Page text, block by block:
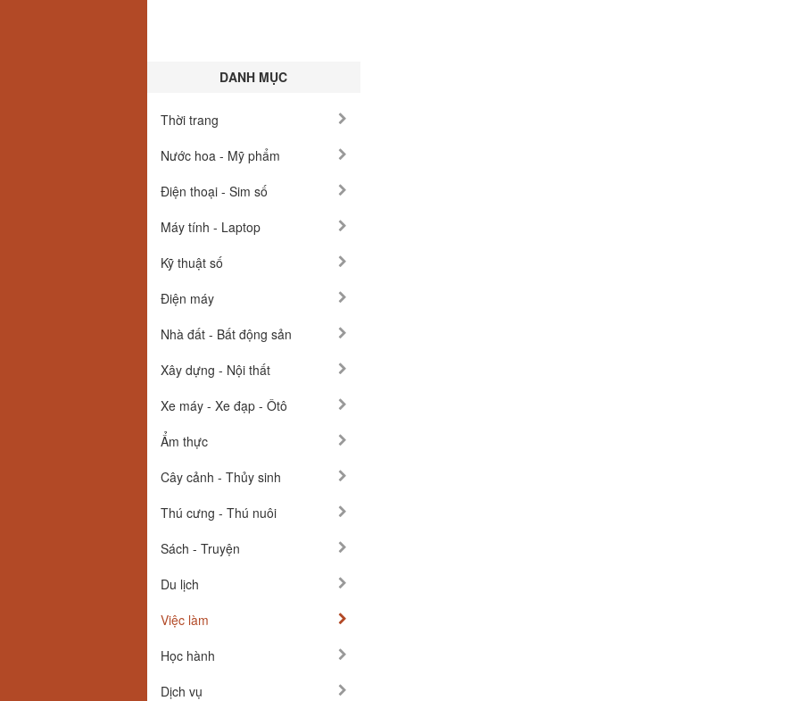
DANH MỤC
Thời trang
Nước hoa - Mỹ phẩm
Điện thoại - Sim số
Máy tính - Laptop
Kỹ thuật số
Điện máy
Nhà đất - Bất động sản
Xây dựng - Nội thất
Xe máy - Xe đạp - Ôtô
Ẩm thực
Cây cảnh - Thủy sinh
Thú cưng - Thú nuôi
Sách - Truyện
Du lịch
Việc làm
Học hành
Dịch vụ